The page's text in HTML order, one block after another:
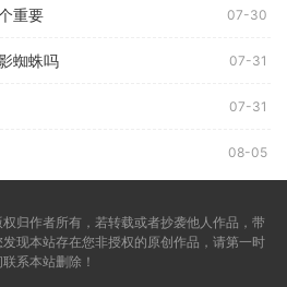
重要 07-30
蜘蛛吗 07-31
07-31
08-05
归作者所有，若转载或者抄袭他人作品，带
现本站存在您非授权的原创作品，请第一时
联系本站删除！